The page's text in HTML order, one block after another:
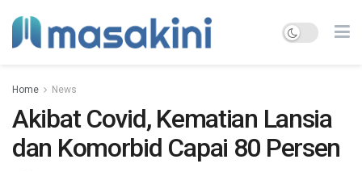
Home News
Akibat Covid, Kematian Lansia
dan Komorbid Capai 80 Persen